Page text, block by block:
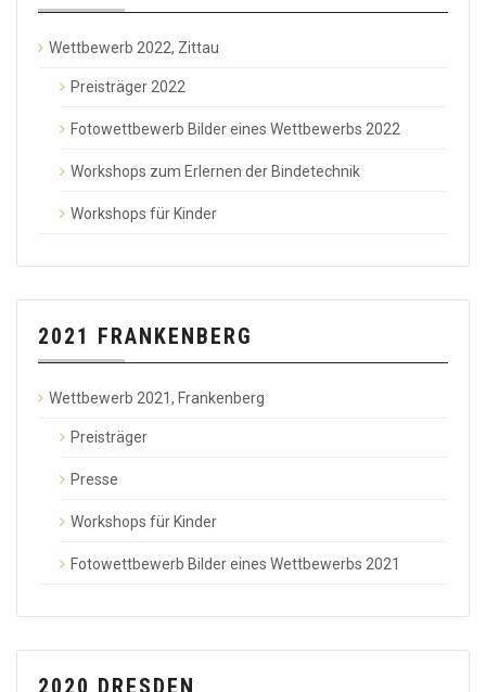
Wettbewerb 2022, Zittau
Preisträger 2022
Fotowettbewerb Bilder eines Wettbewerbs 2022
Workshops zum Erlernen der Bindetechnik
Workshops für Kinder
2021 FRANKENBERG
Wettbewerb 2021, Frankenberg
Preisträger
Presse
Workshops für Kinder
Fotowettbewerb Bilder eines Wettbewerbs 2021
2020 DRESDEN